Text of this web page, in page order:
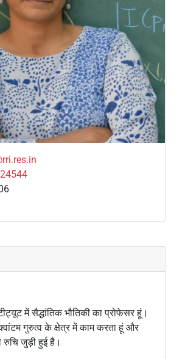
में सैद्धांतिक भौतिकी का प्रोफेसर हूं।
गुरुत्व के क्षेत्र में काम करता हूं और
रुचि जुड़ी हुई है।